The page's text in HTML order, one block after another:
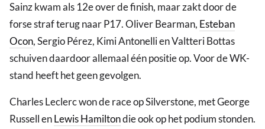
Sainz kwam als 12e over de finish, maar zakt door de
forse straf terug naar P17. Oliver Bearman, Esteban
Ocon, Sergio Pérez, Kimi Antonelli en Valtteri Bottas
schuiven daardoor allemaal één positie op. Voor de WK-
stand heeft het geen gevolgen.
Charles Leclerc won de race op Silverstone, met George
Russell enLewis Hamiltondie ook op het podium stonden.